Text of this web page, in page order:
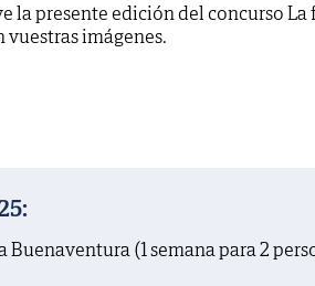
la presente edición del concurso La
imágenes.
(1 semana para 2